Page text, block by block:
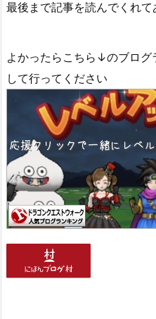
最後まで記事を読んでくれて
よかったらこちら↓のブログ
して行ってください